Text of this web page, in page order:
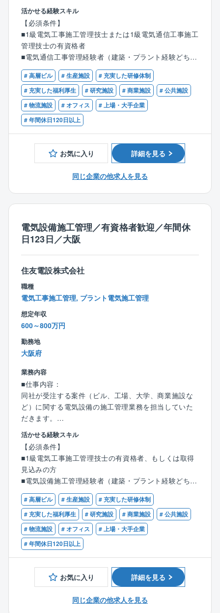
～工事実績一部抜粋～
・東京都第一本庁舎・東京ドームホテル・関西国際空
港・東京大学理学部・京都大学(南部)総合研究実験棟な
ど大型物件が多数
※エリアは関西圏となります。
※出張が発生することもございますが、企業負担で宿舎
を利用頂けます。
※工事規模は、数千万円以上となり、スケールの大きな
工事を担当頂けます。
※携帯の基地局などの無線インフラ設備・通信・放送事
業者および電力事業者の通信線路工事・ＬＡＮ工事
（中央監視システムとの連携）・ネットワーク基盤と
なる配線システムの構築・防犯セキュリティ設備等を
担当頂きます。5ＧやIoTへの対応のため新たな技術に
触れられる魅力のあるポジションです。
■就業環境について：中期経営計画「VISION24」にお
いて、重点施策のひとつに「ワークライフ・バランス
施策の再構築」を掲げ、労働環境の改善に向けて、積
極的な取り組みを行っております。
が出来るようになり、働き方改革が進んでおります。
【働き方】
・フレックスタイム制
コアタイム：10:00～15:00
フレキシブルタイム：8:45～10:00、15:00～17:30
・休憩時間：50分（12:00～12:50）
＜標準的な勤務時間帯＞
8:45～17:30
■同社の魅力と特徴：
国立競技場／東京国際展示場・ヨドバシカメラマルチ
メディア梅田店・阪急HEP FIVEなどの電気設備や、慶
応義塾大学湘南藤沢キャンパスの計装設備のエンジニ
アリングを行った企業です。
◇電気設備業界における長年の実績：電気設備を中心
に、電力設備・屋外通信設備・情報ネットワーク設
備・機械設備・プラント設備を含めた、総合エンジニ
アリング企業として、幅広い事業領域・長年の信頼と
実績・高い技術力を誇ります。
◇積極的な海外展開：同社は50カ国以上にわたり、19
60年代後半から幅広い分野の設備工事で実績を残して
きました。同社は国内だけではなく、海外への事業展
開に注力しています。現状の売上比率も２割を超えて
います。成長市場である東南アジアのインフラを支え
るべく、今後もグローバル化に力を入れていきます。
◇充実した研修制度：『社員の成長が同社の成長の源
泉』であり、『人を育てる会社、人が育つ会社』が同
社の基本的な考え方になります。そのため、設計・積
算実習、電工技能実習、安全品質講習など全50を超え
るプログラムがあり、資格講習など資格の取得を推進
しています。
活かせる経験スキル
【必須条件】
■1級電気工事施工管理技士または1級電気通信工事施工
管理技士の有資格者
■電気通信工事管理経験者（建築・プラント経験どちら
でも可）
# 高層ビル # 生産施設
# 充実した研修体制
# 充実した福利厚生
# 研究施設 # 商業施設
# 公共施設
# 物流施設
# オフィス
# 上場・大手企業
# 年間休日120日以上
お気に入り 詳細を見る
同じ企業の他求人を見る
電気設備施工管理／有資格者歓迎／年間休
日123日／大阪
住友電設株式会社
職種
電気工事施工管理, プラント電気施工管理
想定年収
600～800万円
勤務地
大阪府
業務内容
■仕事内容：
同社が受注する案件（ビル、工場、大学、商業施設な
ど）に関する電気設備の施工管理業務を担当していた
だきます。
※エリアは関西圏となります。
※出張が発生することもございますが、企業負担で宿舎
を利用いただけます。
※工事規模は、数千万円以上となり、スケールの大きな
工事を担当いただけます。ビルや工場、商業施設とい
った建物の電気設備を扱う施設統括本部か地中送電線
や架空線といった電力関連の設備を扱う電力事業部へ
の配属となります。ご本人の経験とご希望に沿って検
討いたします。
■就業環境について：中期経営計画「VISION24」にお
施策の再構築」を掲げ、労働環境の改善に向けて、積
極的な取り組みを行っております。
残業が超過する場合、マネジメント管理されている
為、超えないよう別部署からの応援があります。また
活かせる経験スキル
【必須条件】
■1級電気工事施工管理技士の有資格者、もしくは取得
見込みの方
■電気設備施工管理経験者（建築・プラント経験どちら
でも可）
# 高層ビル # 生産施設
# 充実した研修体制
# 充実した福利厚生
# 研究施設 # 商業施設
# 公共施設
# 物流施設
# オフィス
# 上場・大手企業
# 年間休日120日以上
お気に入り 詳細を見る
同じ企業の他求人を見る